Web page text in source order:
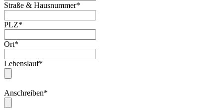
Straße & Hausnummer*
PLZ*
Ort*
Lebenslauf*
Anschreiben*